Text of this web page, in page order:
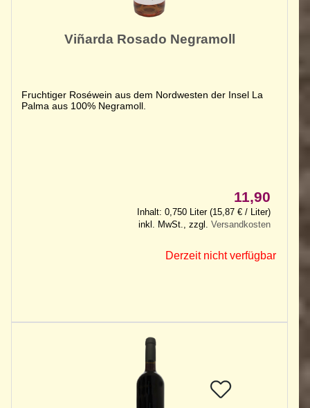
Viñarda Rosado Negramoll
Fruchtiger Roséwein aus dem Nordwesten der Insel La
Palma aus 100% Negramoll.
11,90
Inhalt: 0,750 Liter (15,87 € / Liter)
inkl. MwSt., zzgl.Versandkosten
Derzeit nicht verfügbar